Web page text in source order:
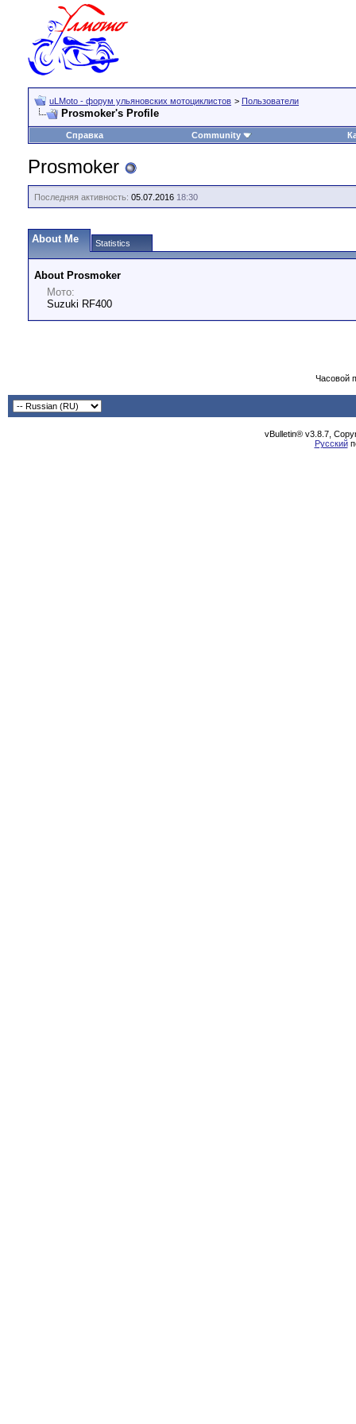
uLMoto - форум ульяновских мотоциклистов > Пользователи
Prosmoker's Profile
Справка Community
Prosmoker
Последняя активность: 05.07.2016 18:30
About Me Statistics
About Prosmoker
Мото:
Suzuki RF400
Часовой
vBulletin® v3.8.7,
Русский